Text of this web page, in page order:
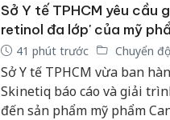
Sở Y tế TPHCM yêu cầu
retinol đa lớp' của mỹ
41 phút trước Chuyển
Sở Y tế TPHCM vừa ban
Skinetiq báo cáo và giải
đến sản phẩm mỹ phẩm